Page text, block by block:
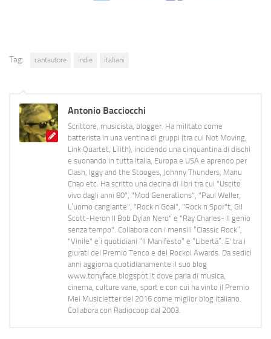
Tag: cantautore indie italiani
Antonio Bacciocchi
Scrittore, musicista, blogger. Ha militato come
batterista in una ventina di gruppi (tra cui Not Moving,
Link Quartet, Lilith), incidendo una cinquantina di dischi
e suonando in tutta Italia, Europa e USA e aprendo per
Clash, Iggy and the Stooges, Johnny Thunders, Manu
Chao etc. Ha scritto una decina di libri tra cui "Uscito
vivo dagli anni 80", "Mod Generations", "Paul Weller,
L’uomo cangiante", "Rock n Goal", "Rock n Spor"t, Gil
Scott-Heron Il Bob Dylan Nero" e "Ray Charles- Il genio
senza tempo". Collabora con i mensili “Classic Rock”,
"Vinile" e i quotidiani “Il Manifesto” e “Libertà”. E' tra i
giurati del Premio Tenco e del Rockol Awards. Da sedici
anni aggiorna quotidianamente il suo blog
www.tonyface.blogspot.it dove parla di musica,
cinema, culture varie, sport e con cui ha vinto il Premio
Mei Musicletter del 2016 come miglior blog italiano.
Collabora con Radiocoop dal 2003.